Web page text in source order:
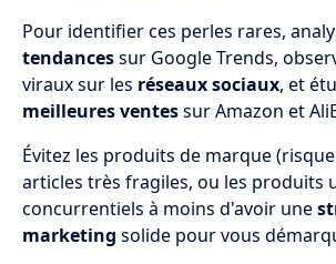
Pour identifier ces perles rares,
tendancessur Google Trends,
viraux sur les réseaux sociaux, et
meilleures ventessur Amazon et
Évitez les produits de marque
articles très fragiles, ou les produits
concurrentiels à moins d'avoir une
marketing solide pour vous